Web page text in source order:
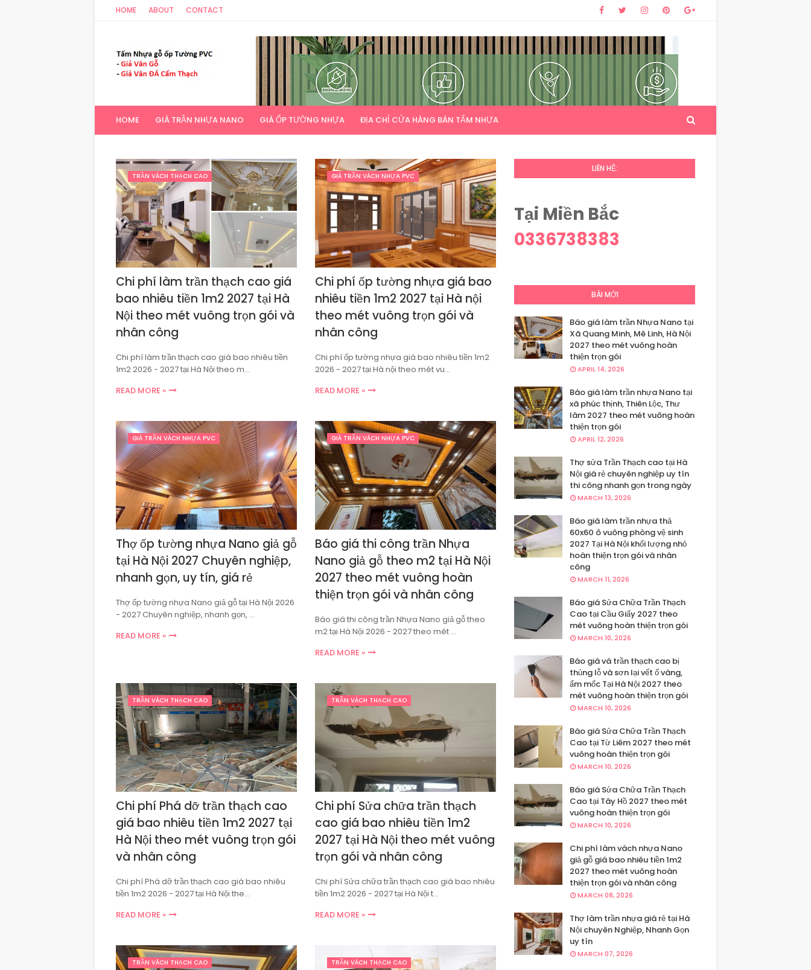
HOME ABOUT CONTACT
HOME GIÁ TRẦN NHỰA NANO GIÁ ỐP TƯỜNG NHỰA ĐỊA CHỈ CỬA HÀNG BÁN TẤM NHỰA
TRẦN VÁCH THẠCH CAO
Chi phí làm trần thạch cao giá
bao nhiêu tiền 1m2 2027 tại Hà
Nội theo mét vuông trọn gói và
nhân công
Chi phí làm trần thạch cao giá bao nhiêu tiền
1m2 2026 - 2027 tại Hà Nội theo m…
READ MORE »
GIÁ TRẦN VÁCH NHỰA PVC
Chi phí ốp tường nhựa giá bao
nhiêu tiền 1m2 2027 tại Hà nội
theo mét vuông trọn gói và
nhân công
Chi phí ốp tường nhựa giá bao nhiêu tiền 1m2
2026 - 2027 tại Hà nội theo mét vu…
READ MORE »
GIÁ TRẦN VÁCH NHỰA PVC
Thợ ốp tường nhựa Nano giả gỗ
tại Hà Nội 2027 Chuyên nghiệp,
nhanh gọn, uy tín, giá rẻ
Thợ ốp tường nhựa Nano giả gỗ tại Hà Nội 2026
- 2027 Chuyên nghiệp, nhanh gọn, …
READ MORE »
GIÁ TRẦN VÁCH NHỰA PVC
Báo giá thi công trần Nhựa
Nano giả gỗ theo m2 tại Hà Nội
2027 theo mét vuông hoàn
thiện trọn gói và nhân công
Báo giá thi công trần Nhựa Nano giả gỗ theo
m2 tại Hà Nội 2026 - 2027 theo mét …
READ MORE »
TRẦN VÁCH THẠCH CAO
Chi phí Phá dỡ trần thạch cao
giá bao nhiêu tiền 1m2 2027 tại
Hà Nội theo mét vuông trọn gói
và nhân công
Chi phí Phá dỡ trần thạch cao giá bao nhiêu
tiền 1m2 2026 - 2027 tại Hà Nội the…
READ MORE »
TRẦN VÁCH THẠCH CAO
Chi phí Sửa chữa trần thạch
cao giá bao nhiêu tiền 1m2
2027 tại Hà Nội theo mét vuông
trọn gói và nhân công
Chi phí Sửa chữa trần thạch cao giá bao nhiêu
tiền 1m2 2026 - 2027 tại Hà Nội t…
READ MORE »
TRẦN VÁCH THẠCH CAO TRẦN VÁCH THẠCH CAO
LIÊN HỆ:
Tại Miền Bắc
0336738383
BÀI MỚI
Báo giá làm trần Nhựa Nano tại
Xã Quang Minh, Mê Linh, Hà Nội
2027 theo mét vuông hoàn
thiện trọn gói
APRIL 14, 2026
Báo giá làm trần nhựa Nano tại
xã phúc thịnh, Thiên Lộc, Thư
lâm 2027 theo mét vuông hoàn
thiện trọn gói
APRIL 12, 2026
Thợ sửa Trần Thạch cao tại Hà
Nội giá rẻ chuyên nghiệp uy tín
thi công nhanh gọn trong ngày
MARCH 13, 2026
Báo giá làm trần nhựa thả
60x60 ô vuông phòng vệ sinh
2027 Tại Hà Nội khối lượng nhỏ
hoàn thiện trọn gói và nhân
công
MARCH 11, 2026
Báo giá Sửa Chữa Trần Thạch
Cao tại Cầu Giấy 2027 theo
mét vuông hoàn thiện trọn gói
MARCH 10, 2026
Báo giá vá trần thạch cao bị
thủng lỗ và sơn lại vết ố vàng,
ẩm mốc Tại Hà Nội 2027 theo
mét vuông hoàn thiện trọn gói
MARCH 10, 2026
Báo giá Sửa Chữa Trần Thạch
Cao tại Từ Liêm 2027 theo mét
vuông hoàn thiện trọn gói
MARCH 10, 2026
Báo giá Sửa Chữa Trần Thạch
Cao tại Tây Hồ 2027 theo mét
vuông hoàn thiện trọn gói
MARCH 10, 2026
Chi phí làm vách nhựa Nano
giả gỗ giá bao nhiêu tiền 1m2
2027 theo mét vuông hoàn
thiện trọn gói và nhân công
MARCH 08, 2026
Thợ làm trần nhựa giá rẻ tại Hà
Nội chuyên Nghiệp, Nhanh Gọn
uy tín
MARCH 07, 2026